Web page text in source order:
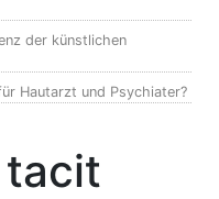
der künstlichen
Hautarzt und Psychiater?
tacit